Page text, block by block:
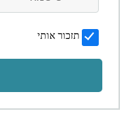
תזכור אותי